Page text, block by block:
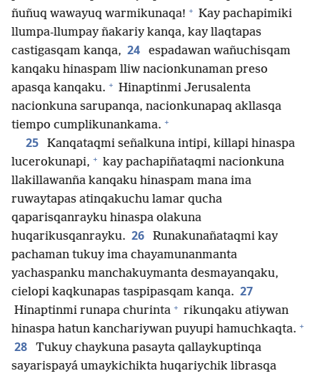
ñuñuq wawayuq warmikunaqa! + Kay pachapimiki
llumpa-llumpay ñakariy kanqa, kay llaqtapas
castigasqam kanqa, 24
espadawan wañuchisqam
kanqaku hinaspam lliw nacionkunaman preso
apasqa kanqaku. + Hinaptinmi Jerusalenta
nacionkuna sarupanqa, nacionkunapaq akllasqa
tiempo cumplikunankama. +
25
Kanqataqmi señalkuna intipi, killapi hinaspa
lucerokunapi, + kay pachapiñataqmi nacionkuna
llakillawanña kanqaku hinaspam mana ima
ruwaytapas atinqakuchu lamar qucha
qaparisqanrayku hinaspa olakuna
huqarikusqanrayku. 26
Runakunañataqmi kay
pachaman tukuy ima chayamunanmanta
yachaspanku manchakuymanta desmayanqaku,
cielopi kaqkunapas taspipasqam kanqa. 27
Hinaptinmi runapa churinta + rikunqaku atiywan
hinaspa hatun kanchariywan puyupi hamuchkaqta. +
28
Tukuy chaykuna pasayta qallaykuptinqa
sayarispayá umaykichikta huqariychik librasqa